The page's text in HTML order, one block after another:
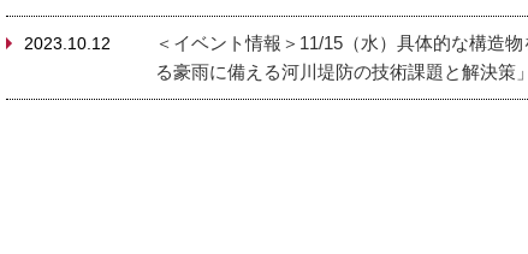
2023.10.12
＜イベント情報＞11/15（水）具体的な構造
る豪雨に備える河川堤防の技術課題と解決策」